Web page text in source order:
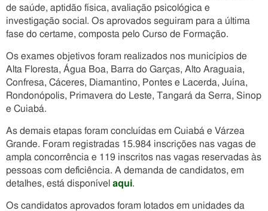
de saúde, aptidão física, avaliação psicológica e
investigação social. Os aprovados seguiram para a última
fase do certame, composta pelo Curso de Formação.
Os exames objetivos foram realizados nos municípios de
Alta Floresta, Água Boa, Barra do Garças, Alto Araguaia,
Confresa, Cáceres, Diamantino, Pontes e Lacerda, Juína,
Rondonópolis, Primavera do Leste, Tangará da Serra, Sinop
e Cuiabá.
As demais etapas foram concluídas em Cuiabá e Várzea
Grande. Foram registradas 15.984 inscrições nas vagas de
ampla concorrência e 119 inscritos nas vagas reservadas às
pessoas com deficiência. A demanda de candidatos, em
detalhes, está disponível aqui.
Os candidatos aprovados foram lotados em unidades da